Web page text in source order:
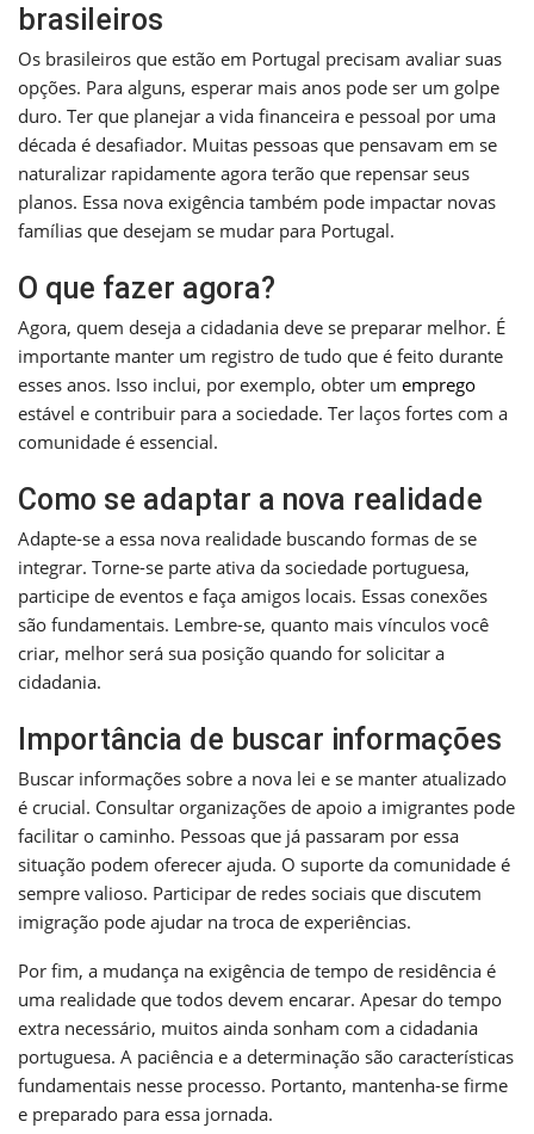
brasileiros
Os brasileiros que estão em Portugal precisam avaliar suas
opções. Para alguns, esperar mais anos pode ser um golpe
duro. Ter que planejar a vida financeira e pessoal por uma
década é desafiador. Muitas pessoas que pensavam em se
naturalizar rapidamente agora terão que repensar seus
planos. Essa nova exigência também pode impactar novas
famílias que desejam se mudar para Portugal.
O que fazer agora?
Agora, quem deseja a cidadania deve se preparar melhor. É
importante manter um registro de tudo que é feito durante
esses anos. Isso inclui, por exemplo, obter um emprego
estável e contribuir para a sociedade. Ter laços fortes com a
comunidade é essencial.
Como se adaptar a nova realidade
Adapte-se a essa nova realidade buscando formas de se
integrar. Torne-se parte ativa da sociedade portuguesa,
participe de eventos e faça amigos locais. Essas conexões
são fundamentais. Lembre-se, quanto mais vínculos você
criar, melhor será sua posição quando for solicitar a
cidadania.
Importância de buscar informações
Buscar informações sobre a nova lei e se manter atualizado
é crucial. Consultar organizações de apoio a imigrantes pode
facilitar o caminho. Pessoas que já passaram por essa
situação podem oferecer ajuda. O suporte da comunidade é
sempre valioso. Participar de redes sociais que discutem
imigração pode ajudar na troca de experiências.
Por fim, a mudança na exigência de tempo de residência é
uma realidade que todos devem encarar. Apesar do tempo
extra necessário, muitos ainda sonham com a cidadania
portuguesa. A paciência e a determinação são características
fundamentais nesse processo. Portanto, mantenha-se firme
e preparado para essa jornada.